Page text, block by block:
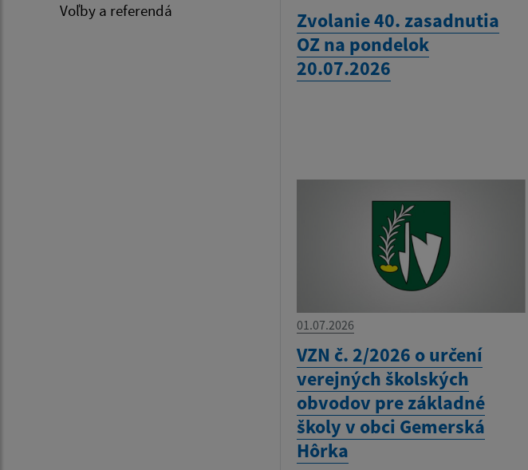
Voľby a referendá
Zvolanie 40. zasadnutia
OZ na pondelok
20.07.2026
01.07.2026
VZN č. 2/2026 o určení
verejných školských
obvodov pre základné
školy v obci Gemerská
Hôrka